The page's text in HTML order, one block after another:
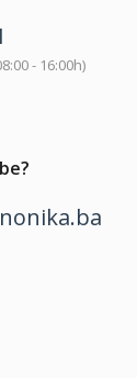
- 16:00h)